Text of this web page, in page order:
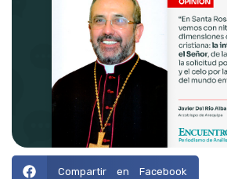
Compartir en Facebook